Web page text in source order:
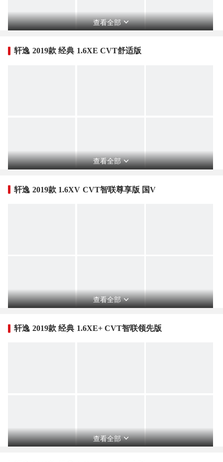
查看全部
轩逸 2019款 经典 1.6XE CVT舒适版
查看全部
轩逸 2019款 1.6XV CVT智联尊享版 国V
查看全部
轩逸 2019款 经典 1.6XE+ CVT智联领先版
查看全部